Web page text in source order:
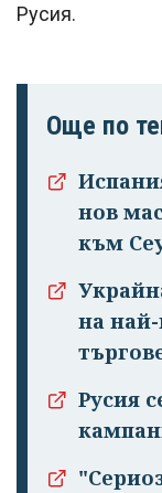
Русия.
Още по
нов
към
на
Русия